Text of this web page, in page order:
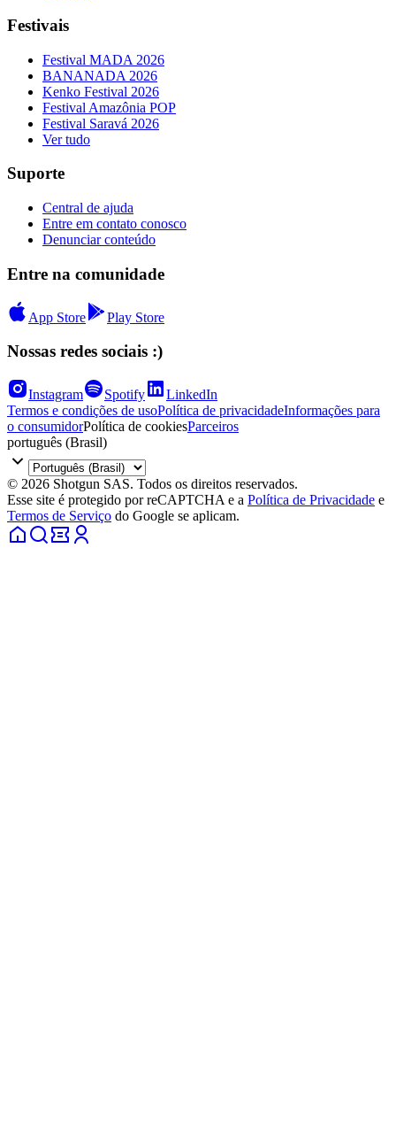
Festivais
Festival MADA 2026
BANANADA 2026
Kenko Festival 2026
Festival Amazônia POP
Festival Saravá 2026
Ver tudo
Suporte
Central de ajuda
Entre em contato conosco
Denunciar conteúdo
Entre na comunidade
App Store Play Store
Nossas redes sociais :)
Instagram Spotify
LinkedIn
Termos e condições de usoPolítica de privacidadeInformações para
o consumidorPolítica de cookiesParceiros
português (Brasil)
© 2026 Shotgun SAS. Todos os direitos reservados.
Esse site é protegido por reCAPTCHA e a Política de Privacidade e
Termos de Serviço do Google se aplicam.